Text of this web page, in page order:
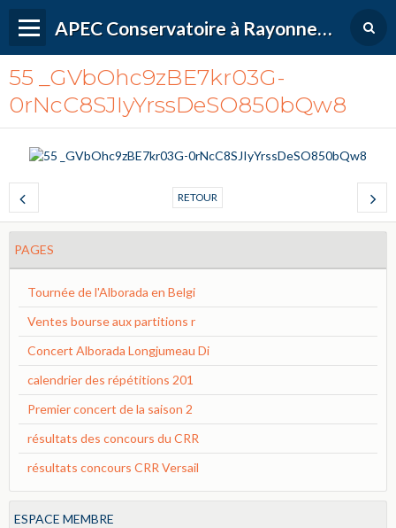
APEC Conservatoire à Rayonnement Régional de Versailles Grand Parc
55 _GVbOhc9zBE7kr03G-
0rNcC8SJIyYrssDeSO850bQw8
RETOUR
PAGES
Tournée de l'Alborada en Belgi
Ventes bourse aux partitions r
Concert Alborada Longjumeau Di
calendrier des répétitions 201
Premier concert de la saison 2
résultats des concours du CRR
résultats concours CRR Versail
ESPACE MEMBRE